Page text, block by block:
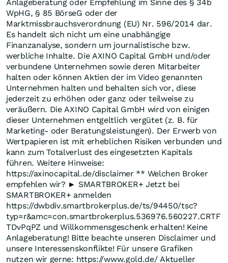
Anlageberatung oder Empfehlung im Sinne des § 34b
WpHG, § 85 BörseG oder der
Marktmissbrauchsverordnung (EU) Nr. 596/2014 dar.
Es handelt sich nicht um eine unabhängige
Finanzanalyse, sondern um journalistische bzw.
werbliche Inhalte. Die AXINO Capital GmbH und/oder
verbundene Unternehmen sowie deren Mitarbeiter
halten oder können Aktien der im Video genannten
Unternehmen halten und behalten sich vor, diese
jederzeit zu erhöhen oder ganz oder teilweise zu
veräußern. Die AXINO Capital GmbH wird von einigen
dieser Unternehmen entgeltlich vergütet (z. B. für
Marketing- oder Beratungsleistungen). Der Erwerb von
Wertpapieren ist mit erheblichen Risiken verbunden und
kann zum Totalverlust des eingesetzten Kapitals
führen. Weitere Hinweise:
https://axinocapital.de/disclaimer ** Welchen Broker
empfehlen wir? ► SMARTBROKER+ Jetzt bei
SMARTBROKER+ anmelden
https://dwbdiv.smartbrokerplus.de/ts/94450/tsc?
typ=r&amc=con.smartbrokerplus.536976.560227.CRTF
TDvPqPZ und Willkommensgeschenk erhalten! Keine
Anlageberatung! Bitte beachte unseren Disclaimer und
unsere Interessenskonflikte! Für unsere Grafiken
nutzen wir gerne: https://www.gold.de/ Aktueller